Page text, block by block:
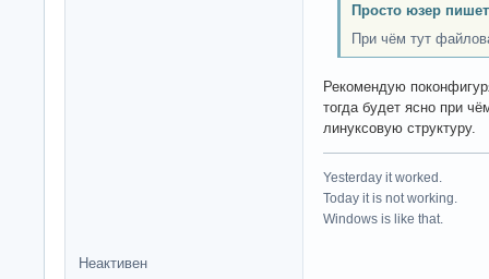
Просто юзер
При чём тут
Рекомендую
тогда будет ясно при
линуксовую структуру.
Yesterday it worked.
Today it is not working.
Windows is like that.
Неактивен